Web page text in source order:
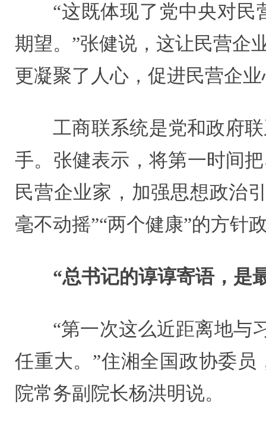
“这既体现了党中央对
期望。”张健说，这让民营企
更凝聚了人心，促进民营企
工商联系统是党和政府
手。张健表示，将第一时间
民营企业家，加强思想政治
毫不动摇”“两个健康”的方针
“总书记的谆谆寄语，是
“第一次这么近距离地与
任重大。”住湘全国政协委
院常务副院长杨洪明说。